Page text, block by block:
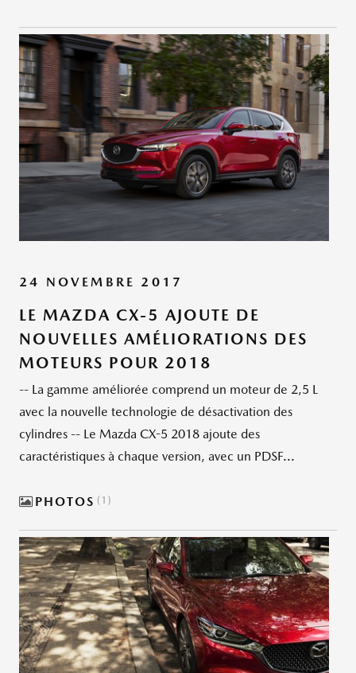
24 NOVEMBRE 2017
LE MAZDA CX-5 AJOUTE DE
NOUVELLES AMÉLIORATIONS DES
MOTEURS POUR 2018
-- La gamme améliorée comprend un moteur de 2,5 L
avec la nouvelle technologie de désactivation des
cylindres -- Le Mazda CX-5 2018 ajoute des
caractéristiques à chaque version, avec un PDSF...
PHOTOS 1